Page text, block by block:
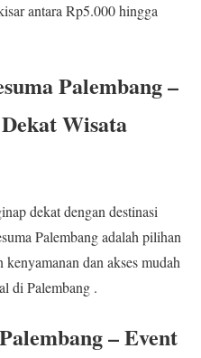
antara Rp5.000 hingga
Palembang –
Wisata
dekat dengan destinasi
Palembang adalah pilihan
dan akses mudah
di Palembang .
– Event